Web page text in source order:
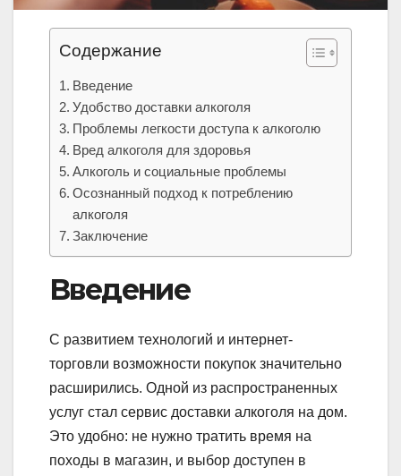
Содержание
Введение
Удобство доставки алкоголя
Проблемы легкости доступа к алкоголю
Вред алкоголя для здоровья
Алкоголь и социальные проблемы
Осознанный подход к потреблению
алкоголя
Заключение
Введение
С развитием технологий и интернет-
торговли возможности покупок значительно
расширились. Одной из распространенных
услуг стал сервис доставки алкоголя на дом.
Это удобно: не нужно тратить время на
походы в магазин, и выбор доступен в